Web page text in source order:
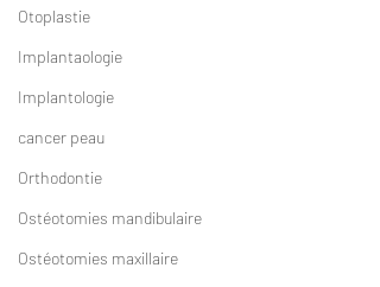
Otoplastie
Implantaologie
Implantologie
cancer peau
Orthodontie
Ostéotomies mandibulaire
Ostéotomies maxillaire